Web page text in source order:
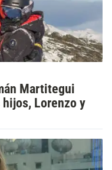
Martitegui
Lorenzo y